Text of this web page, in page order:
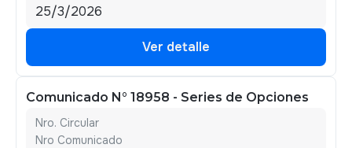
25/3/2026
Ver detalle
Comunicado N° 18958 - Series de Opciones
Nro. Circular
Nro Comunicado